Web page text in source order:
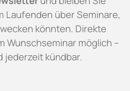
Laufenden über Seminare,
könnten. Direkte
Wunschseminar möglich –
jederzeit kündbar.